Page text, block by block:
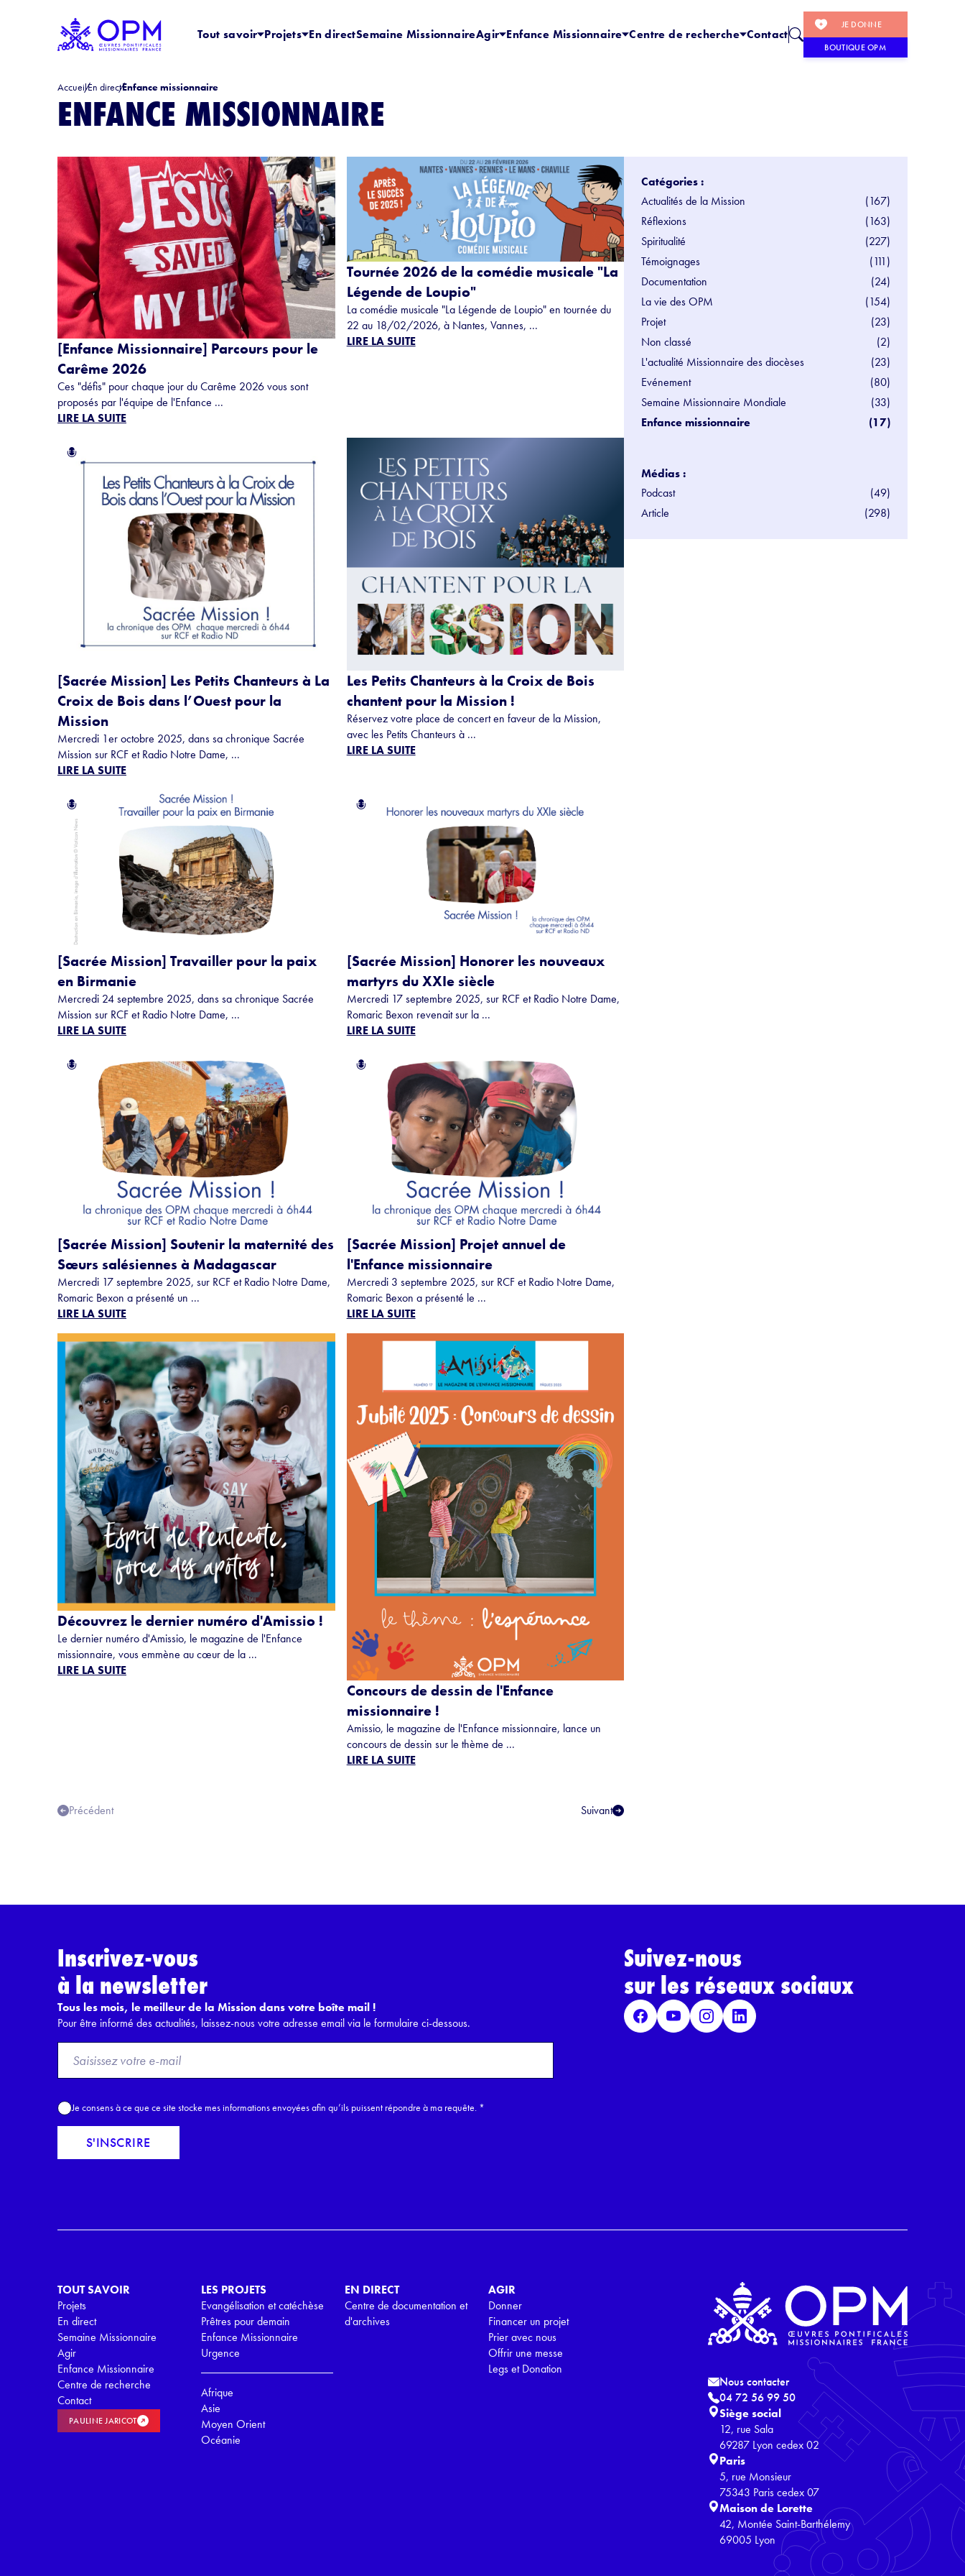
Tout savoir Projets En directSemaine MissionnaireAgir Enfance Missionnaire Centre de recherche Contact
JE DONNE
BOUTIQUE OPM
AccueilEn directEnfance missionnaire
ENFANCE MISSIONNAIRE
[Enfance Missionnaire] Parcours pour le
Carême 2026
Ces "défis" pour chaque jour du Carême 2026 vous sont
proposés par l'équipe de l'Enfance ...
LIRE LA SUITE
Tournée 2026 de la comédie musicale "La
Légende de Loupio"
La comédie musicale "La Légende de Loupio" en tournée du
22 au 18/02/2026, à Nantes, Vannes, ...
LIRE LA SUITE
[Sacrée Mission] Les Petits Chanteurs à La
Croix de Bois dans l’Ouest pour la
Mission
Mercredi 1er octobre 2025, dans sa chronique Sacrée
Mission sur RCF et Radio Notre Dame, ...
LIRE LA SUITE
Les Petits Chanteurs à la Croix de Bois
chantent pour la Mission !
Réservez votre place de concert en faveur de la Mission,
avec les Petits Chanteurs à ...
LIRE LA SUITE
[Sacrée Mission] Travailler pour la paix
en Birmanie
Mercredi 24 septembre 2025, dans sa chronique Sacrée
Mission sur RCF et Radio Notre Dame, ...
LIRE LA SUITE
[Sacrée Mission] Honorer les nouveaux
martyrs du XXIe siècle
Mercredi 17 septembre 2025, sur RCF et Radio Notre Dame,
Romaric Bexon revenait sur la ...
LIRE LA SUITE
[Sacrée Mission] Soutenir la maternité des
Sœurs salésiennes à Madagascar
Mercredi 17 septembre 2025, sur RCF et Radio Notre Dame,
Romaric Bexon a présenté un ...
LIRE LA SUITE
[Sacrée Mission] Projet annuel de
l'Enfance missionnaire
Mercredi 3 septembre 2025, sur RCF et Radio Notre Dame,
Romaric Bexon a présenté le ...
LIRE LA SUITE
Découvrez le dernier numéro d'Amissio !
Le dernier numéro d'Amissio, le magazine de l'Enfance
missionnaire, vous emmène au cœur de la ...
LIRE LA SUITE
Concours de dessin de l'Enfance
missionnaire !
Amissio, le magazine de l'Enfance missionnaire, lance un
concours de dessin sur le thème de ...
LIRE LA SUITE
Précédent Suivant
Catégories :
Actualités de la Mission
(167)
Réflexions
(163)
Spiritualité
(227)
Témoignages
(111)
Documentation
(24)
La vie des OPM
(154)
Projet
(23)
Non classé
(2)
L'actualité Missionnaire des diocèses
(23)
Evénement
(80)
Semaine Missionnaire Mondiale
(33)
Enfance missionnaire
(17)
Médias :
Podcast
(49)
Article
(298)
Inscrivez-vous
à la newsletter
Tous les mois, le meilleur de la Mission dans votre boîte mail !
Pour être informé des actualités, laissez-nous votre adresse email via le formulaire ci-dessous.
o
E
m
i
A
c
P
Je consens à ce que ce site stocke mes informations envoyées afin qu’ils puissent répondre à ma requête. *
S'INSCRIRE
Suivez-nous
sur les réseaux sociaux
TOUT SAVOIR
Projets
En direct
Semaine Missionnaire
Agir
Enfance Missionnaire
Centre de recherche
Contact
PAULINE JARICOT
LES PROJETS
Evangélisation et catéchèse
Prêtres pour demain
Enfance Missionnaire
Urgence
Afrique
Asie
Moyen Orient
Océanie
EN DIRECT
Centre de documentation et
d'archives
AGIR
Donner
Financer un projet
Prier avec nous
Offrir une messe
Legs et Donation
Nous contacter
04 72 56 99 50
Siège social
12, rue Sala
69287 Lyon cedex 02
Paris
5, rue Monsieur
75343 Paris cedex 07
Maison de Lorette
42, Montée Saint-Barthélemy
69005 Lyon